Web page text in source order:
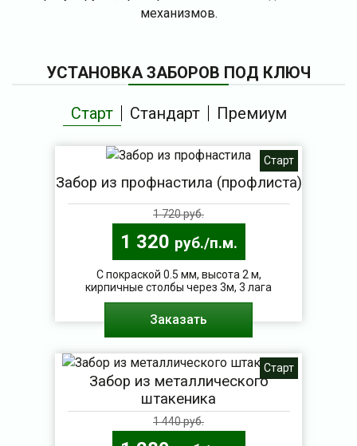
механизмов.
УСТАНОВКА ЗАБОРОВ ПОД КЛЮЧ
Старт Стандарт Премиум
Старт
Забор из профнастила (профлиста)
1 720 руб.
1 320 руб./п.м.
С покраской 0.5 мм, высота 2 м,
кирпичные столбы через 3м, 3 лага
Заказать
Старт
Забор из металлического
штакеника
1 440 руб.